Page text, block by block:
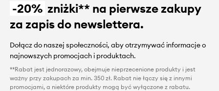
-20% zniżki** na pierwsze zakupy
za zapis do newslettera.
Dołącz do naszej społeczności, aby otrzymywać informacje o
najnowszych promocjach i produktach.
**Rabat jest jednorazowy, obejmuje nieprzecenione produkty i jest
ważny przy zakupach za min. 350 zł. Rabat nie łączy się z innymi
promocjami, a niektóre produkty mogą być wyłączone z rabatu.